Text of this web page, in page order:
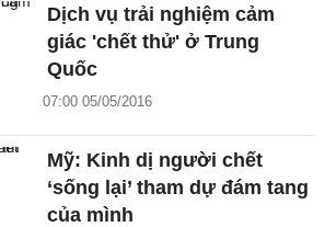
Dịch vụ trải nghiệm cảm
giác 'chết thử' ở Trung
Quốc
07:00 05/05/2016
Mỹ: Kinh dị người chết
‘sống lại’ tham dự đám tang
của mình